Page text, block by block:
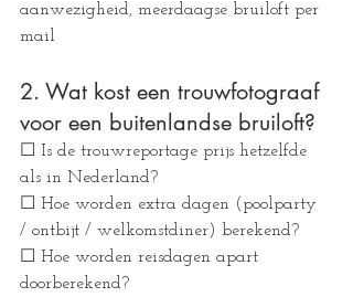
aanwezigheid, meerdaagse bruiloft per
mail
2. Wat kost een trouwfotograaf
voor een buitenlandse bruiloft?
☐ Is de trouwreportage prijs hetzelfde
als in Nederland?
☐ Hoe worden extra dagen (poolparty
/ ontbijt / welkomstdiner) berekend?
☐ Hoe worden reisdagen apart
doorberekend?